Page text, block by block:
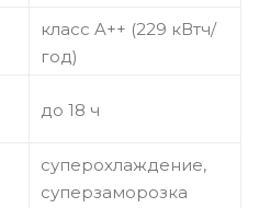
класс A++ (229 кВтч/
год)
до 18 ч
суперохлаждение,
суперзаморозка